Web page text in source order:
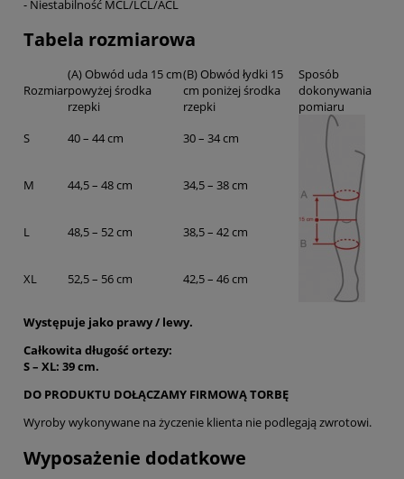
- Niestabilność MCL/LCL/ACL
Tabela rozmiarowa
Rozmiar
(A) Obwód uda 15 cm
powyżej środka
rzepki
(B) Obwód łydki 15
cm poniżej środka
rzepki
Sposób
dokonywania
pomiaru
S
40 – 44 cm 30 – 34 cm
M 44,5 – 48 cm 34,5 – 38 cm
L 48,5 – 52 cm 38,5 – 42 cm
XL 52,5 – 56 cm 42,5 – 46 cm
Występuje jako prawy / lewy.
Całkowita długość ortezy:
S – XL: 39 cm.
DO PRODUKTU DOŁĄCZAMY FIRMOWĄ TORBĘ
Wyroby wykonywane na życzenie klienta nie podlegają zwrotowi.
Wyposażenie dodatkowe